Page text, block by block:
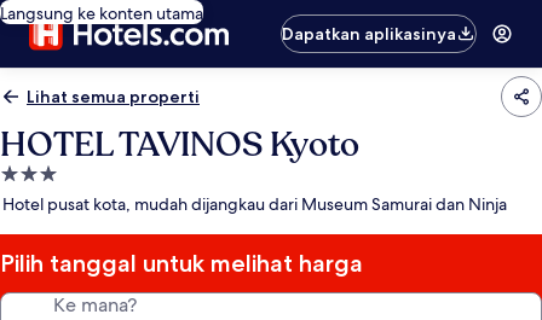
Langsung ke konten utama
Dapatkan aplikasinya
Lihat semua properti
HOTEL TAVINOS Kyoto
Properti
bintang
Hotel pusat kota, mudah dijangkau dari Museum Samurai dan Ninja
Pilih tanggal untuk melihat harga
Ke mana?